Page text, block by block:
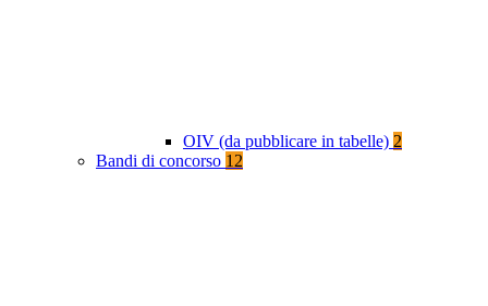
OIV (da pubblicare in tabelle) 2
Bandi di concorso 12